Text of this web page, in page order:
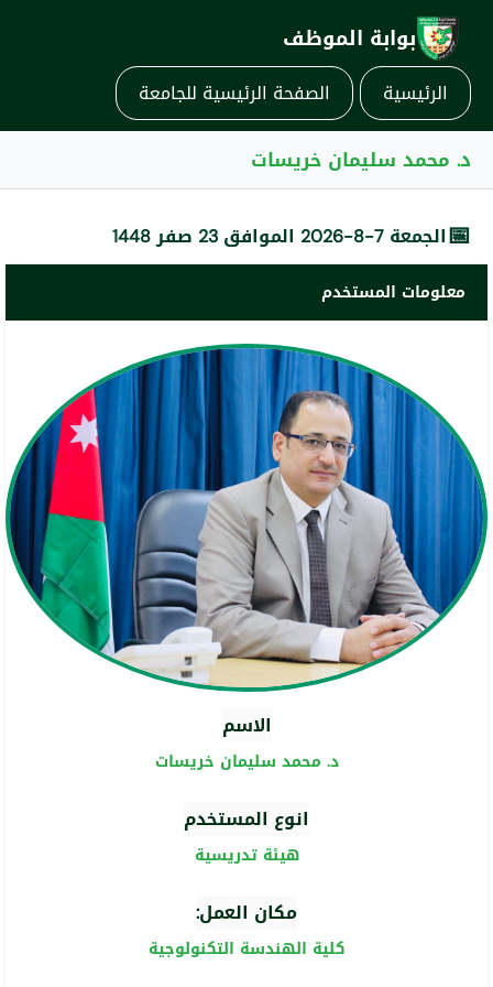
بوابة الموظف
الرئيسية الصفحة الرئيسية للجامعة
د. محمد سليمان خريسات
📅الجمعة 7-8-2026 الموافق 23 صفر 1448
معلومات المستخدم
الاسم
د. محمد سليمان خريسات
انوع المستخدم
هيئة تدريسية
مكان العمل:
كلية الهندسة التكنولوجية